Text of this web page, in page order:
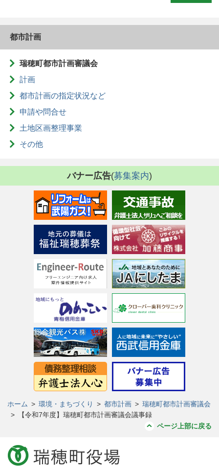
都市計画
瑞穂町都市計画審議会
計画
都市計画の指定状況など
申請や問合せ
土地区画整理事業
その他
バナー広告(募集案内)
ホーム > 環境・まちづくり > 都市計画 > 瑞穂町都市計画審議会
>
【令和7年度】瑞穂町都市計画審議会議事録
ページ上部に戻る